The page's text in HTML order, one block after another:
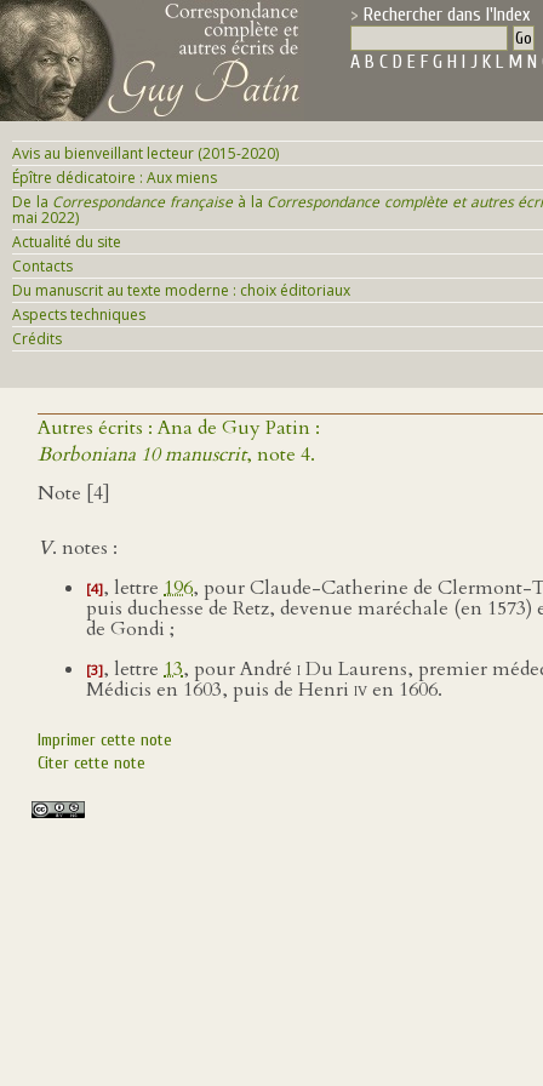
Rechercher dans l'Index
A B C D E F G H I J K L M N